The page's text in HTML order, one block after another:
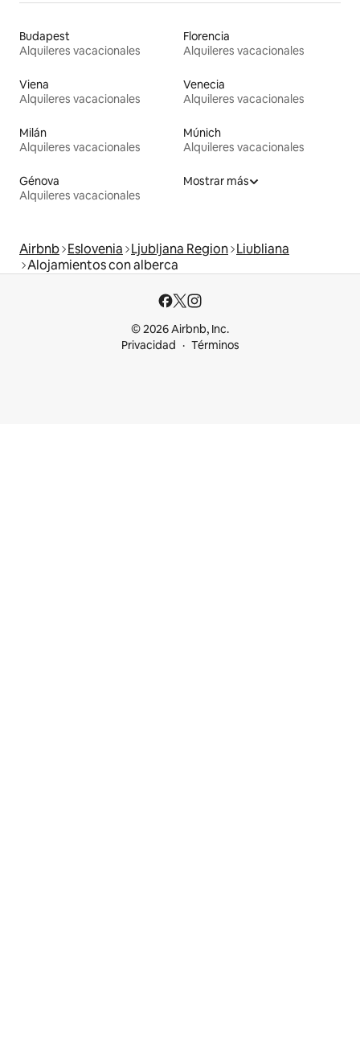
Budapest
Alquileres vacacionales
Florencia
Alquileres vacacionales
Viena
Alquileres vacacionales
Venecia
Alquileres vacacionales
Milán
Alquileres vacacionales
Múnich
Alquileres vacacionales
Génova
Alquileres vacacionales
Mostrar más
Airbnb Eslovenia Ljubljana Region Liubliana
Alojamientos con alberca
© 2026 Airbnb, Inc.
Privacidad
Términos